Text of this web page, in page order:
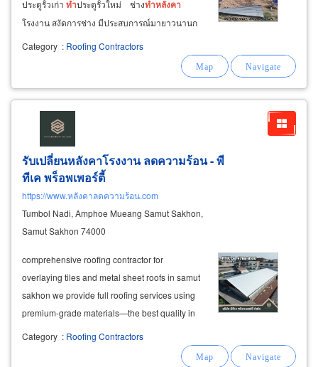
ประตูรั้วเก่า ทำประตูรั้วใหม่ ช่างทำหลังคา
โรงงาน สงัดการช่าง มีประสบการณ์มายาวนานก
หลังคา
Category : Roofing Contractors
รับเปลี่ยนหลังคาโรงงาน ลดความร้อน - พี
ทีเค พร็อพเพอร์ตี้
https://www.หลังคาลดความร้อน.com
Tumbol Nadi, Amphoe Mueang Samut Sakhon,
Samut Sakhon 74000
comprehensive roofing contractor for
overlaying tiles and metal sheet roofs in samut
sakhon we provide full roofing services using
premium-grade materials—the best quality in
tile roofs, sandwich panel roofs, and metal
Category : Roofing Contractors